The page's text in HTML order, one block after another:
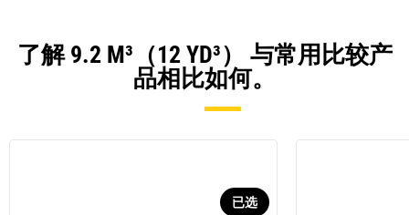
了解 9.2 M³（12 YD³） 与常用比较产
品相比如何。
已选